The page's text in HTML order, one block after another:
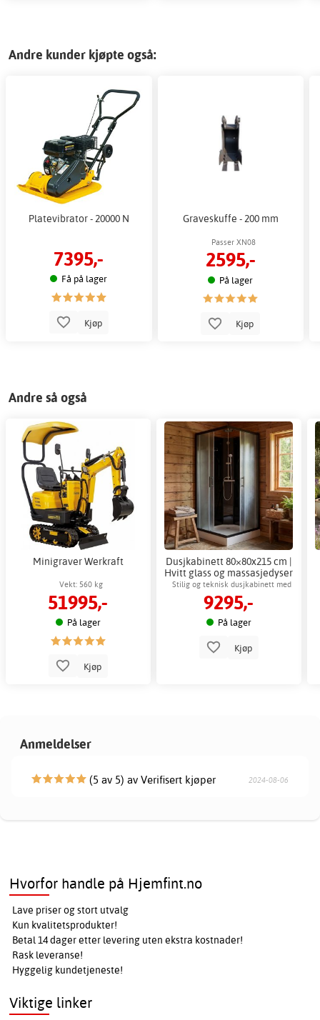
Andre kunder kjøpte også:
Platevibrator - 20000 N
7395,-
Få på lager
Kjøp
Graveskuffe - 200 mm
Passer XN08
2595,-
På lager
Kjøp
Andre så også
Minigraver Werkraft
Vekt: 560 kg
51995,-
På lager
Kjøp
Dusjkabinett 80×80x215 cm |
Hvitt glass og massasjedyser
| Nova
Stilig og teknisk dusjkabinett med
hvitt glassdesign og komplett
dusjsystem
9295,-
På lager
Kjøp
Anmeldelser
(5 av 5) av Verifisert kjøper 2024-08-06
Hvorfor handle på Hjemfint.no
Lave priser og stort utvalg
Kun kvalitetsprodukter!
Betal 14 dager etter levering uten ekstra kostnader!
Rask leveranse!
Hyggelig kundetjeneste!
Viktige linker